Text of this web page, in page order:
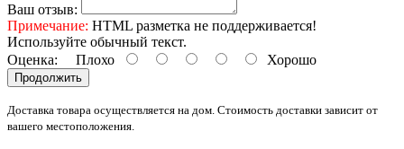
Ваш отзыв:
Примечание: HTML разметка не поддерживается!
Используйте обычный текст.
Оценка: Плохо Хорошо
Продолжить
Доставка товара осуществляется на дом. Стоимость доставки зависит от
вашего местоположения.